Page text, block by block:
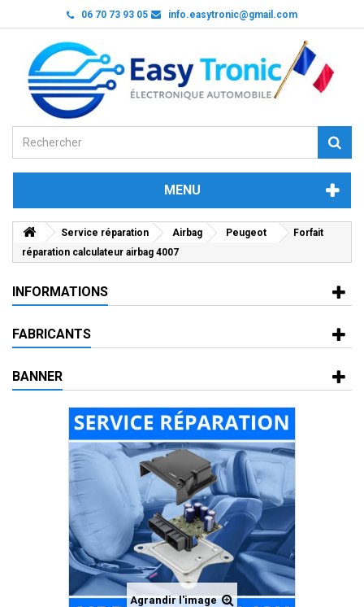
06 70 73 93 05 info.easytronic@gmail.com
MENU
Service réparation Airbag Peugeot
Forfait
réparation calculateur airbag 4007
INFORMATIONS
FABRICANTS
BANNER
Agrandir l'image